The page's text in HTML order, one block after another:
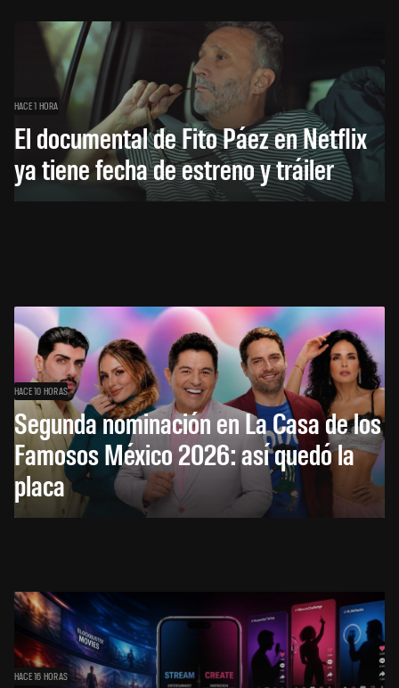
HACE 1 HORA
El documental de Fito Páez en Netflix
ya tiene fecha de estreno y tráiler
HACE 10 HORAS
Segunda nominación en La Casa de los
Famosos México 2026: así quedó la
placa
HACE 16 HORAS